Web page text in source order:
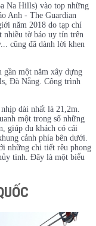
Na Hills) vào top những
Anh - The Guardian
năm 2018 do tạp chí
tờ báo uy tín trên
cũng đã dành lời khen
gần một năm xây dựng
Đà Nẵng. Công trình
dài nhất là 21,2m.
một trong số những
giúp du khách có cái
cảnh phía bên dưới.
những chi tiết rêu phong
tinh. Đây là một biểu